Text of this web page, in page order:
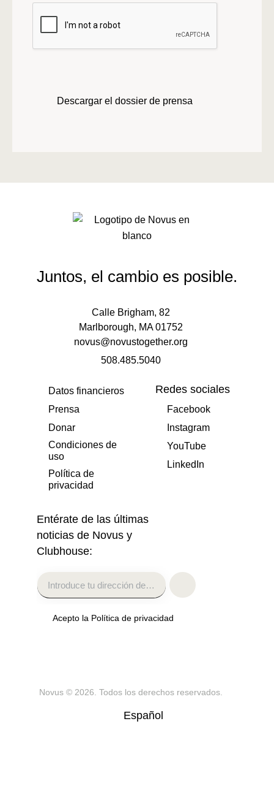
Descargar el dossier de prensa
Juntos, el cambio es posible.
Calle Brigham, 82
Marlborough, MA 01752
novus@novustogether.org
508.485.5040
Datos financieros
Prensa
Donar
Condiciones de
uso
Política de
privacidad
Redes sociales
Facebook
Instagram
YouTube
LinkedIn
Entérate de las últimas
noticias de Novus y
Clubhouse:
Acepto la Política de privacidad
Novus © 2026. Todos los derechos reservados.
Español